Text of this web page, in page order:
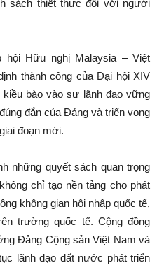
sách thiết thực đối với người
Hữu nghị Malaysia – Việt
thành công của Đại hội XIV
bào vào sự lãnh đạo vững
đắn của Đảng và triển vọng
đoạn mới.
những quyết sách quan trọng
chỉ tạo nền tảng cho phát
không gian hội nhập quốc tế,
trường quốc tế. Cộng đồng
Đảng Cộng sản Việt Nam và
lãnh đạo đất nước phát triển